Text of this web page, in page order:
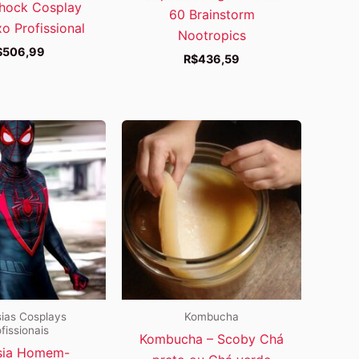
Cosplay
Profissional
506,99
60 Brainstorm
Nootropics
R$436,59
Cosplays
Homem-
Kombucha
Kombucha – Scoby Chá